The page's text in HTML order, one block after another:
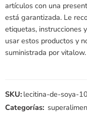
artículos con una
está garantizada. Le
etiquetas, instrucciones
usar estos productos y
suministrada por vitalow.
SKU: lecitina-de-soya-
Categorías: